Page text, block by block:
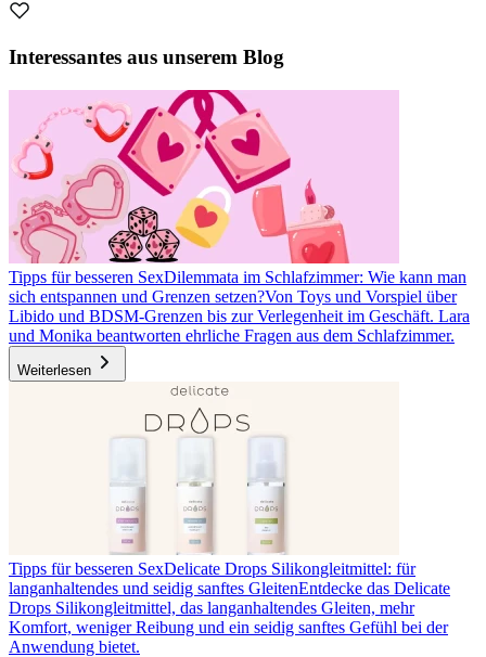
Interessantes aus unserem Blog
Tipps für besseren SexDilemmata im Schlafzimmer: Wie kann man
sich entspannen und Grenzen setzen?Von Toys und Vorspiel über
Libido und BDSM-Grenzen bis zur Verlegenheit im Geschäft. Lara
und Monika beantworten ehrliche Fragen aus dem Schlafzimmer.
Weiterlesen
Tipps für besseren SexDelicate Drops Silikongleitmittel: für
langanhaltendes und seidig sanftes GleitenEntdecke das Delicate
Drops Silikongleitmittel, das langanhaltendes Gleiten, mehr
Komfort, weniger Reibung und ein seidig sanftes Gefühl bei der
Anwendung bietet.